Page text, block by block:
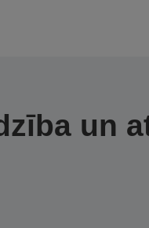
un